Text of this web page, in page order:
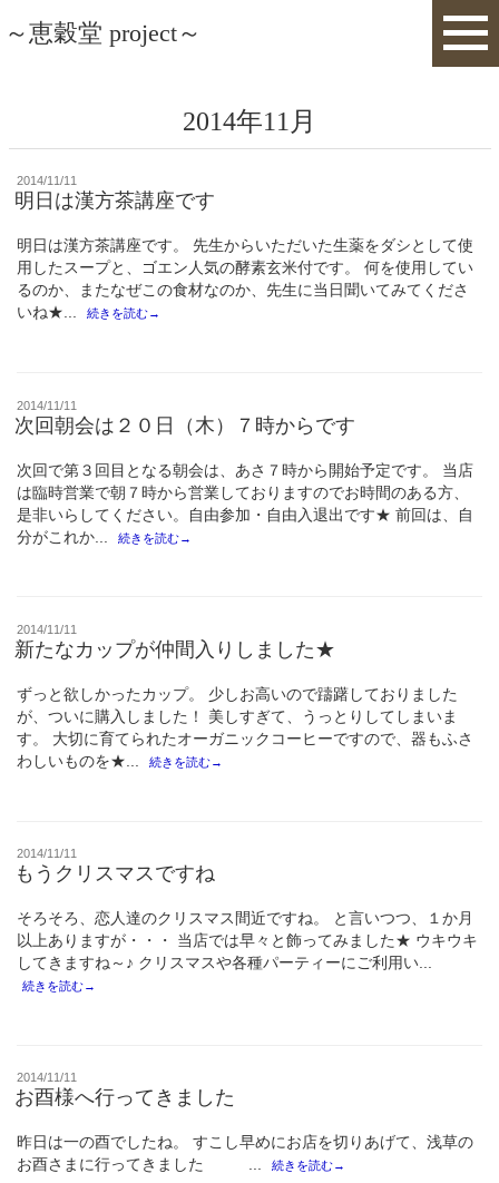
～恵穀堂 project～
2014年11月
投
稿
日:
2014/11/11
明日は漢方茶講座です
明日は漢方茶講座です。 先生からいただいた生薬をダシとして使
用したスープと、ゴエン人気の酵素玄米付です。 何を使用してい
るのか、またなぜこの食材なのか、先生に当日聞いてみてくださ
いね★...
続きを読む→
投
稿
日:
2014/11/11
次回朝会は２０日（木）７時からです
次回で第３回目となる朝会は、あさ７時から開始予定です。 当店
は臨時営業で朝７時から営業しておりますのでお時間のある方、
是非いらしてください。自由参加・自由入退出です★ 前回は、自
分がこれか...
続きを読む→
投
稿
日:
2014/11/11
新たなカップが仲間入りしました★
ずっと欲しかったカップ。 少しお高いので躊躇しておりました
が、ついに購入しました！ 美しすぎて、うっとりしてしまいま
す。 大切に育てられたオーガニックコーヒーですので、器もふさ
わしいものを★...
続きを読む→
投
稿
日:
2014/11/11
もうクリスマスですね
そろそろ、恋人達のクリスマス間近ですね。 と言いつつ、１か月
以上ありますが・・・ 当店では早々と飾ってみました★ ウキウキ
してきますね～♪ クリスマスや各種パーティーにご利用い...
続きを読む→
投
稿
日:
2014/11/11
お酉様へ行ってきました
昨日は一の酉でしたね。 すこし早めにお店を切りあげて、浅草の
お酉さまに行ってきました ...
続きを読む→